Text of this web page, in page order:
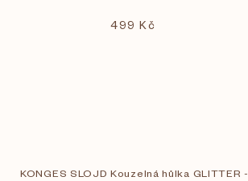
499 Kč
KONGES SLOJD Kouzelná hůlka GLITTER -